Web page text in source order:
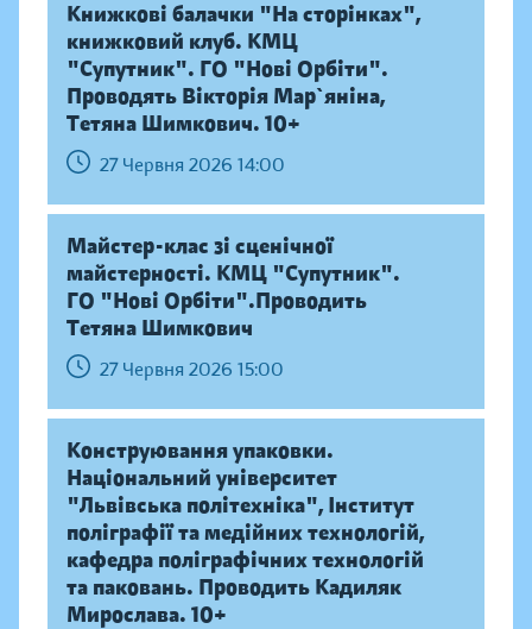
Книжкові балачки "На сторінках",
книжковий клуб. КМЦ
"Супутник". ГО "Нові Орбіти".
Проводять Вікторія Мар`яніна,
Тетяна Шимкович. 10+
27 Червня 2026 14:00
Майстер-клас зі сценічної
майстерності. КМЦ "Супутник".
ГО "Нові Орбіти".Проводить
Тетяна Шимкович
27 Червня 2026 15:00
Конструювання упаковки.
Національний університет
"Львівська політехніка", Інститут
поліграфії та медійних технологій,
кафедра поліграфічних технологій
та паковань. Проводить Кадиляк
Мирослава. 10+